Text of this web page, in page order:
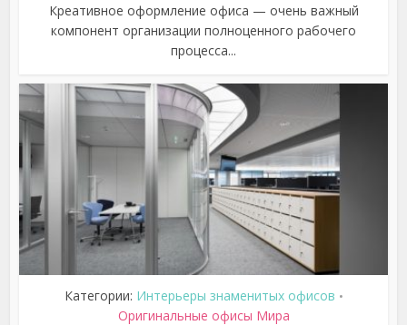
Креативное оформление офиса — очень важный
компонент организации полноценного рабочего
процесса...
Категории: Интерьеры знаменитых офисов •
Оригинальные офисы Мира